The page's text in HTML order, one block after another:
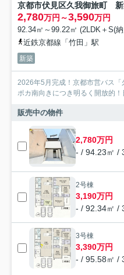
京都市伏見区久我御旅町
2,780万円～3,590万円
92.34㎡～99.22㎡ (2LDK＋S(
近鉄京都線「竹田」駅
新築
2026年5月完成！京都市営バス
ポカ南向きにつき明るく開放的
販売中の物件
2,780万円
- / 94.23㎡ /
2号棟
3,190万円
- / 92.34㎡ /
3号棟
3,390万円
- / 95.58㎡ /